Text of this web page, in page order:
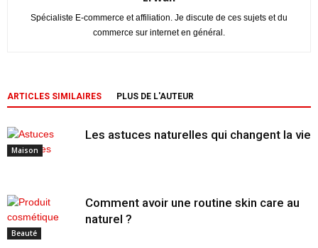
Spécialiste E-commerce et affiliation. Je discute de ces sujets et du
commerce sur internet en général.
ARTICLES SIMILAIRES PLUS DE L'AUTEUR
Maison
Les astuces naturelles qui changent la vie
Beauté
Comment avoir une routine skin care au
naturel ?